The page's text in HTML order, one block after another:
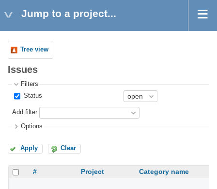
Jump to a project...
Tree view
Issues
Filters
Status
Add filter
Options
Apply Clear
# Project Category name